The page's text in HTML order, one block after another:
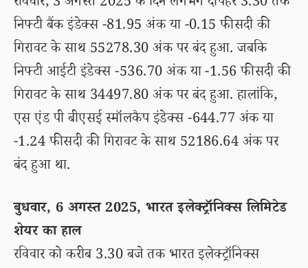
निफ्टी बैंक इंडेक्स -81.95 अंक या -0.15 फीसदी की
गिरावट के साथ 55278.30 अंक पर बंद हुआ. जबकि
निफ्टी आईटी इंडेक्स -536.70 अंक या -1.56 फीसदी की
गिरावट के साथ 34497.80 अंक पर बंद हुआ. हालांकि,
एस एंड पी बीएसई स्मॉलकैप इंडेक्स -644.77 अंक या
-1.24 फीसदी की गिरावट के साथ 52186.64 अंक पर
बंद हुआ था.
बुधवार, 6 अगस्त 2025, भारत इलेक्ट्रॉनिक्स लिमिटेड
शेयर का हाल
रविवार को करीब 3.30 बजे तक भारत इलेक्ट्रॉनिक्स